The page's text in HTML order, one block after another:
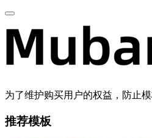
为了维护购买用户的权益，防止
推荐模板